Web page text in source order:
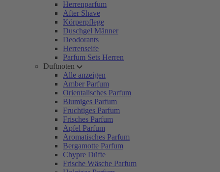
Herrenparfum
After Shave
Körperpflege
Duschgel Männer
Deodorants
Herrenseife
Parfum Sets Herren
Duftnoten
Alle anzeigen
Amber Parfum
Orientalisches Parfum
Blumiges Parfum
Fruchtiges Parfum
Frisches Parfum
Apfel Parfum
Aromatisches Parfum
Bergamotte Parfum
Chypre Düfte
Frische Wäsche Parfum